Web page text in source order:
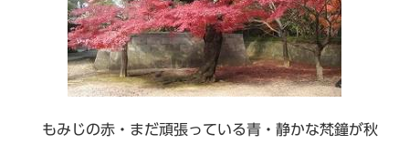
もみじの赤・まだ頑張っている青・静かな梵鐘が秋